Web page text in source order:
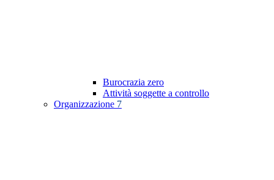
Burocrazia zero
Attività soggette a controllo
Organizzazione 7